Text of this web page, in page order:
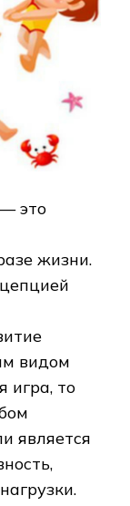
это
жизни.
видом
игра, то
является